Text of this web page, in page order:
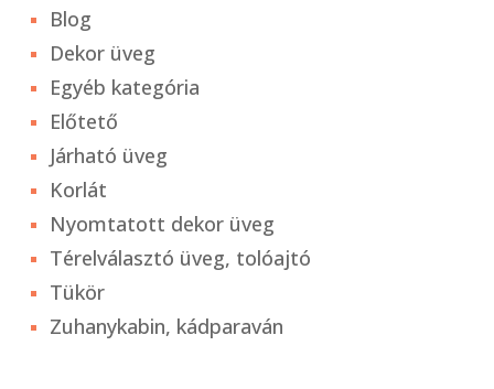
Blog
Dekor üveg
Egyéb kategória
Előtető
Járható üveg
Korlát
Nyomtatott dekor üveg
Térelválasztó üveg, tolóajtó
Tükör
Zuhanykabin, kádparaván